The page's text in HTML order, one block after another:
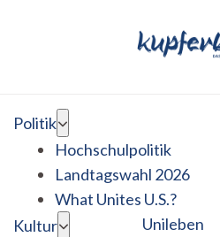
Politik
Hochschulpolitik
Landtagswahl 2026
What Unites U.S.?
Kultur
Unileben